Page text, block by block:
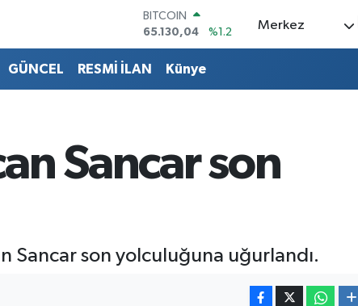
DOLAR
47,7106
%0.17
EURO
55,1652
%0.27
13.773
%-19
BITCOIN
Merkez
GÜNCEL RESMİ İLAN Künye
Sancar son
Sancar son yolculuğuna uğurlandı.